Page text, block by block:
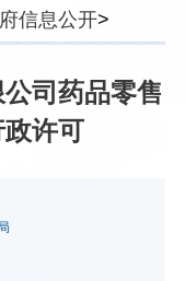
信息公开>
>食品安全>行
司药品零售
许可